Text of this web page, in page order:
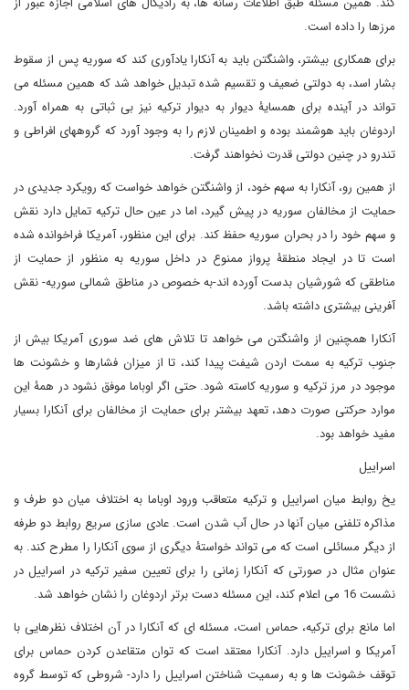
مرزها را داده است.
برای همکاری بیشتر، واشنگتن باید به آنکارا یادآوری کند که سوریه پس از سقوط
بشار اسد، به دولتی ضعیف و تقسیم شده تبدیل خواهد شد که همین مسئله می
تواند در آینده برای همسایۀ دیوار به دیوار ترکیه نیز بی ثباتی به همراه آورد.
اردوغان باید هوشمند بوده و اطمینان لازم را به وجود آورد که گروههای افراطی و
تندرو در چنین دولتی قدرت نخواهند گرفت.
از همین رو، آنکارا به سهم خود، از واشنگتن خواهد خواست که رویکرد جدیدی در
حمایت از مخالفان سوریه در پیش گیرد، اما در عین حال ترکیه تمایل دارد نقش
و سهم خود را در بحران سوریه حفظ کند. برای این منظور، آمریکا فراخوانده شده
است تا در ایجاد منطقۀ پرواز ممنوع در داخل سوریه به منظور از حمایت از
مناطقی که شورشیان بدست آورده اند-به خصوص در مناطق شمالی سوریه- نقش
آفرینی بیشتری داشته باشد.
آنکارا همچنین از واشنگتن می خواهد تا تلاش های ضد سوری آمریکا بیش از
جنوب ترکیه به سمت اردن شیفت پیدا کند، تا از میزان فشارها و خشونت ها
موجود در مرز ترکیه و سوریه کاسته شود. حتی اگر اوباما موفق نشود در همۀ این
موارد حرکتی صورت دهد، تعهد بیشتر برای حمایت از مخالفان برای آنکارا بسیار
مفید خواهد بود.
اسراییل
یخ روابط میان اسراییل و ترکیه متعاقب ورود اوباما به اختلاف میان دو طرف و
مذاکره تلفنی میان آنها در حال آب شدن است. عادی سازی سریع روابط دو طرفه
از دیگر مسائلی است که می تواند خواستۀ دیگری از سوی آنکارا را مطرح کند. به
عنوان مثال در صورتی که آنکارا زمانی را برای تعیین سفیر ترکیه در اسراییل در
نشست 16 می اعلام کند، این مسئله دست برتر اردوغان را نشان خواهد شد.
اما مانع برای ترکیه، حماس است، مسئله ای که آنکارا در آن اختلاف نظرهایی با
آمریکا و اسراییل دارد. آنکارا معتقد است که توان متقاعدن کردن حماس برای
توقف خشونت ها و به رسمیت شناختن اسراییل را دارد- شروطی که توسط گروه